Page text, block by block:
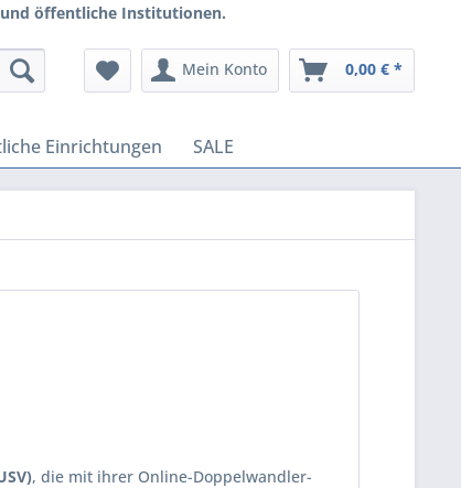
und öffentliche Institutionen.
Mein Konto 0,00 € *
Einrichtungen SALE
, die mit ihrer Online-Doppelwandler-